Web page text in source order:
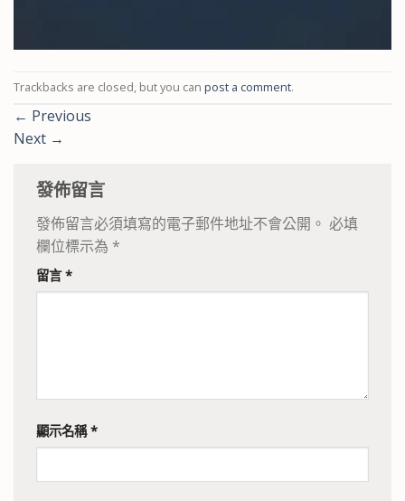
Trackbacks are closed, but you can post a comment.
← Previous
Next →
發佈留言
發佈留言必須填寫的電子郵件地址不會公開。 必填
欄位標示為 *
留言*
顯示名稱*